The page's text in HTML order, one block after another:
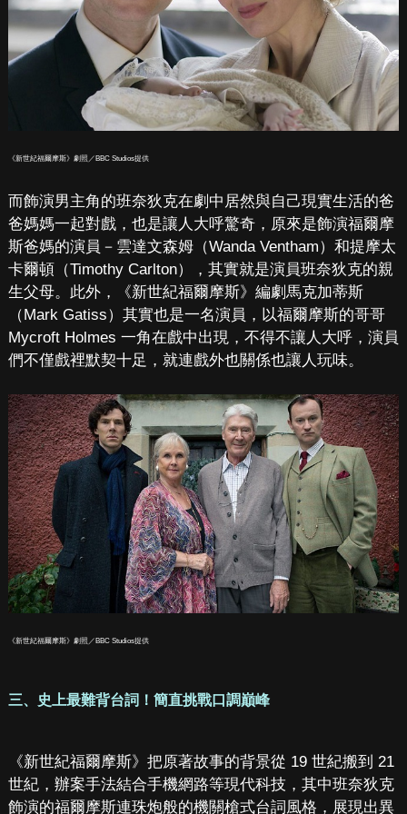
《新世紀福爾摩斯》劇照／BBC Studios提供
而飾演男主角的班奈狄克在劇中居然與自己現實生活的爸
爸媽媽一起對戲，也是讓人大呼驚奇，原來是飾演福爾摩
斯爸媽的演員－雲達文森姆（Wanda Ventham）和提摩太
卡爾頓（Timothy Carlton），其實就是演員班奈狄克的親
生父母。此外，《新世紀福爾摩斯》編劇馬克加蒂斯
（Mark Gatiss）其實也是一名演員，以福爾摩斯的哥哥
Mycroft Holmes 一角在戲中出現，不得不讓人大呼，演員
們不僅戲裡默契十足，就連戲外也關係也讓人玩味。
《新世紀福爾摩斯》劇照／BBC Studios提供
三、史上最難背台詞！簡直挑戰口調巔峰
《新世紀福爾摩斯》把原著故事的背景從 19 世紀搬到 21
世紀，辦案手法結合手機網路等現代科技，其中班奈狄克
飾演的福爾摩斯連珠炮般的機關槍式台詞風格，展現出異